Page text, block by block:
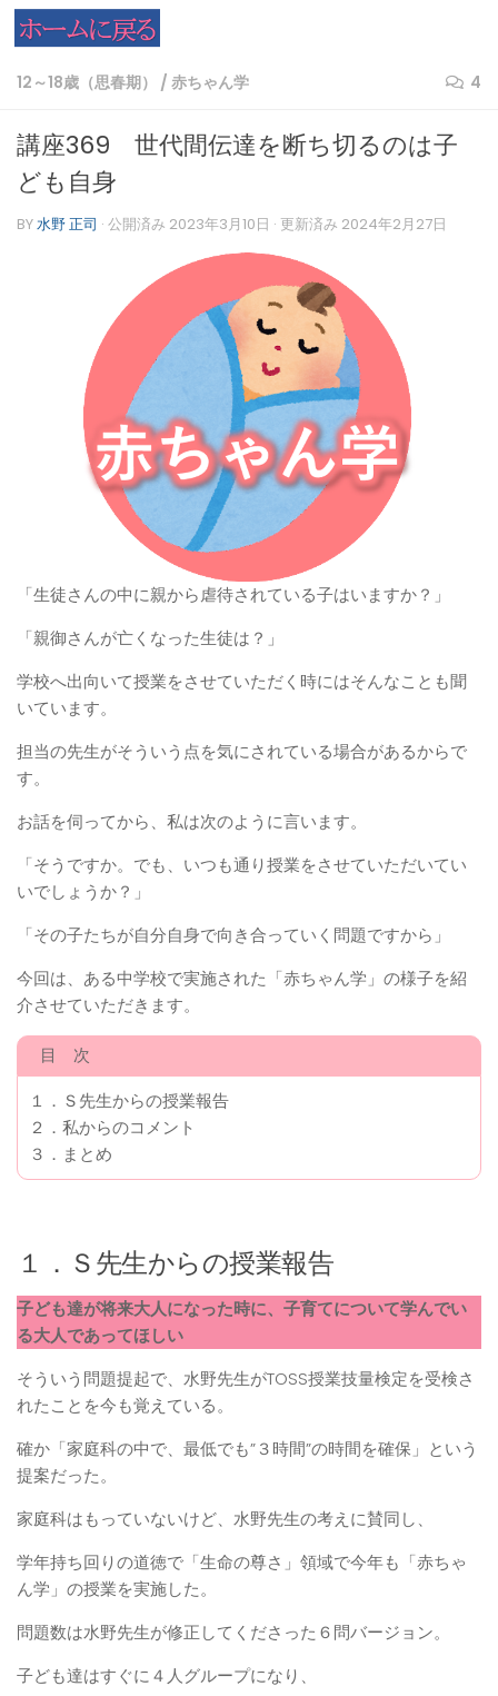
コンテンツへスキップ
12～18歳（思春期） / 赤ちゃん学 4
講座369 世代間伝達を断ち切るのは子
ども自身
BY水野 正司 · 公開済み 2023年3月10日 · 更新済み 2024年2月27日
「生徒さんの中に親から虐待されている子はいますか？」
「親御さんが亡くなった生徒は？」
学校へ出向いて授業をさせていただく時にはそんなことも聞
いています。
担当の先生がそういう点を気にされている場合があるからで
す。
お話を伺ってから、私は次のように言います。
「そうですか。でも、いつも通り授業をさせていただいてい
いでしょうか？」
「その子たちが自分自身で向き合っていく問題ですから」
今回は、ある中学校で実施された「赤ちゃん学」の様子を紹
介させていただきます。
目 次
１．Ｓ先生からの授業報告
２．私からのコメント
３．まとめ
１．Ｓ先生からの授業報告
子ども達が将来大人になった時に、子育てについて学んでい
る大人であってほしい
そういう問題提起で、水野先生がTOSS授業技量検定を受検さ
れたことを今も覚えている。
確か「家庭科の中で、最低でも”３時間”の時間を確保」という
提案だった。
家庭科はもっていないけど、水野先生の考えに賛同し、
学年持ち回りの道徳で「生命の尊さ」領域で今年も「赤ちゃ
ん学」の授業を実施した。
問題数は水野先生が修正してくださった６問バージョン。
子ども達はすぐに４人グループになり、